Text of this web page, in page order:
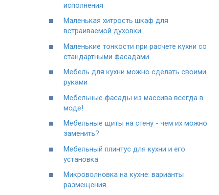
исполнения
Маленькая хитрость шкаф для
встраиваемой духовки
Маленькие тонкости при расчете кухни со
стандартными фасадами
Мебель для кухни можно сделать своими
руками
Мебельные фасады из массива всегда в
моде!
Мебельные щиты на стену - чем их можно
заменить?
Мебельный плинтус для кухни и его
установка
Микроволновка на кухне: варианты
размещения